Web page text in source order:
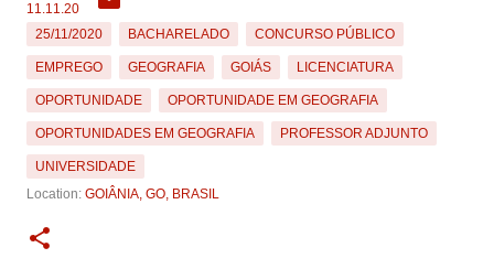
11.11.20
25/11/2020
BACHARELADO CONCURSO PÚBLICO
EMPREGO GEOGRAFIA GOIÁS LICENCIATURA
OPORTUNIDADE OPORTUNIDADE EM GEOGRAFIA
OPORTUNIDADES EM GEOGRAFIA PROFESSOR ADJUNTO
UNIVERSIDADE
Location: GOIÂNIA, GO, BRASIL